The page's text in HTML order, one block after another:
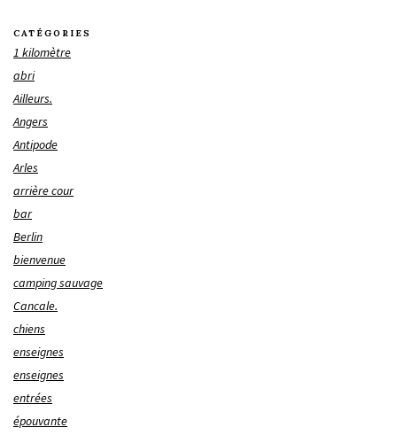
CATÉGORIES
1 kilomètre
abri
Ailleurs.
Angers
Antipode
Arles
arrière cour
bar
Berlin
bienvenue
camping sauvage
Cancale.
chiens
enseignes
enseignes
entrées
épouvante